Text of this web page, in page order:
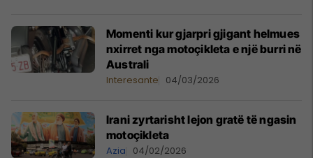
Momenti kur gjarpri gjigant helmues
nxirret nga motoçikleta e një burri në
Australi
Interesante 04/03/2026
Irani zyrtarisht lejon gratë të ngasin
motoçikleta
Azia 04/02/2026